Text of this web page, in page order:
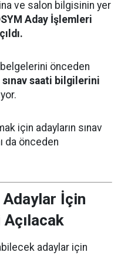
ve salon bilgisinin yer
Aday İşlemleri
belgelerini önceden
sınav saati bilgilerini
için adayların sınav
da önceden
İçin
adaylar için